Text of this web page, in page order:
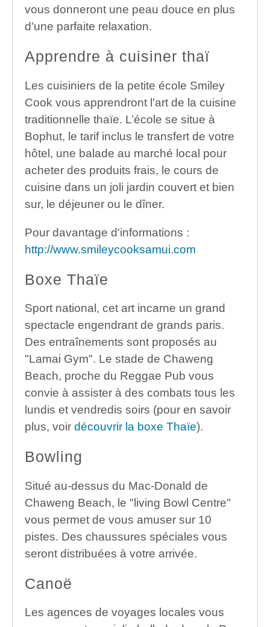
vous donneront une peau douce en plus
d'une parfaite relaxation.
Apprendre à cuisiner thaï
Les cuisiniers de la petite école Smiley
Cook vous apprendront l'art de la cuisine
traditionnelle thaïe. L’école se situe à
Bophut, le tarif inclus le transfert de votre
hôtel, une balade au marché local pour
acheter des produits frais, le cours de
cuisine dans un joli jardin couvert et bien
sur, le déjeuner ou le dîner.
Pour davantage d'informations :
http://www.smileycooksamui.com
Boxe Thaïe
Sport national, cet art incarne un grand
spectacle engendrant de grands paris.
Des entraînements sont proposés au
"Lamai Gym". Le stade de Chaweng
Beach, proche du Reggae Pub vous
convie à assister à des combats tous les
lundis et vendredis soirs (pour en savoir
plus, voir découvrir la boxe Thaïe).
Bowling
Situé au-dessus du Mac-Donald de
Chaweng Beach, le "living Bowl Centre"
vous permet de vous amuser sur 10
pistes. Des chaussures spéciales vous
seront distribuées à votre arrivée.
Canoë
Les agences de voyages locales vous